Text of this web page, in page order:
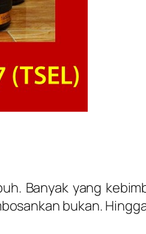
Banyak yang
bukan.